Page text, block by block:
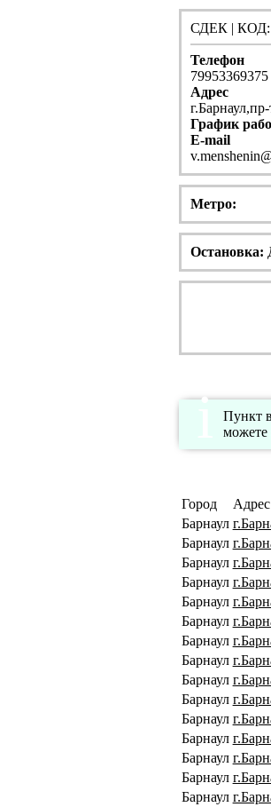
СДЕК | КОД:
Телефон
79953369375
Адрес
График
E-mail
Метро:
Остановка:
Пункт
можете
Город Адрес
Барнаул
Барнаул
Барнаул
Барнаул
Барнаул
Барнаул
Барнаул
Барнаул
Барнаул
Барнаул
Барнаул
Барнаул
Барнаул
Барнаул
Барнаул